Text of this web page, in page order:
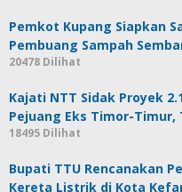
Pemkot Kupang Siapkan
Pembuang Sampah
20478 Dilihat
Kajati NTT Sidak Proyek
Pejuang Eks Timor-
18495 Dilihat
Bupati TTU Rencanakan
Kereta Listrik di Kota